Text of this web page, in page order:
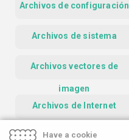
Archivos de configuración
Archivos de sistema
Archivos vectores de
imagen
Archivos de Internet
Have a cookie